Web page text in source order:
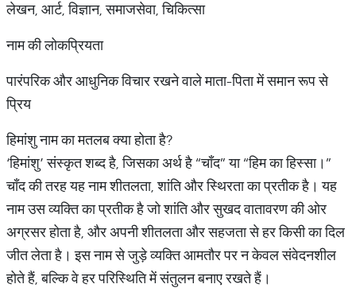
लेखन, आर्ट, विज्ञान, समाजसेवा, चिकित्सा
नाम की लोकप्रियता
पारंपरिक और आधुनिक विचार रखने वाले माता-पिता में समान रूप से
प्रिय
हिमांशु नाम का मतलब क्या होता है?
‘हिमांशु’ संस्कृत शब्द है, जिसका अर्थ है “चाँद” या “हिम का हिस्सा।”
चाँद की तरह यह नाम शीतलता, शांति और स्थिरता का प्रतीक है। यह
नाम उस व्यक्ति का प्रतीक है जो शांति और सुखद वातावरण की ओर
अग्रसर होता है, और अपनी शीतलता और सहजता से हर किसी का दिल
जीत लेता है। इस नाम से जुड़े व्यक्ति आमतौर पर न केवल संवेदनशील
होते हैं, बल्कि वे हर परिस्थिति में संतुलन बनाए रखते हैं।